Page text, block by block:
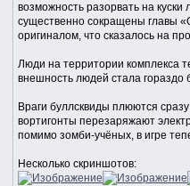
возможность разорвать на
существенно сокращены главы
оригиналом, что сказалось на
Люди на территории комплекса
внешность людей стала гораздо
Враги буллсквиды плюются
вортигонты перезаряжают
помимо зомби-учёных, в игре
Несколько скриншотов: